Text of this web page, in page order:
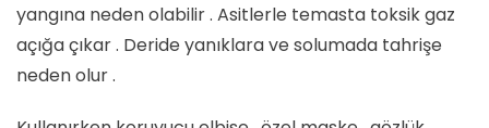
yangına neden olabilir . Asitlerle temasta toksik gaz
açığa çıkar . Deride yanıklara ve solumada tahrişe
neden olur .